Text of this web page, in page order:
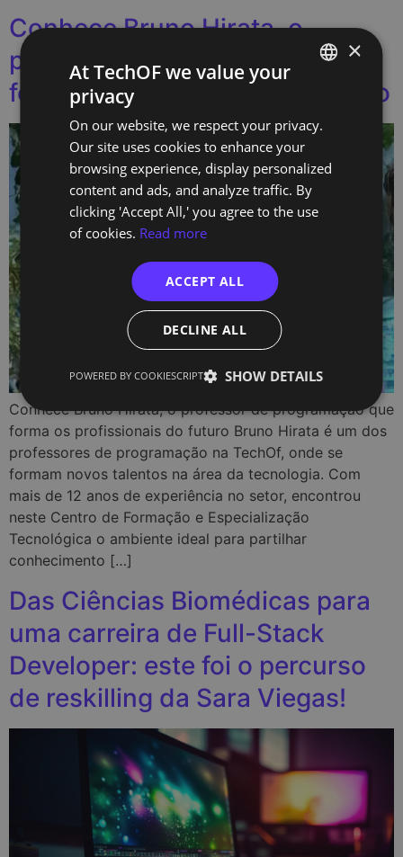
Conhece Bruno Hirata, o
professor de programação que
forma os profissionais do futuro
Conhece Bruno Hirata, o professor de programação que
forma os profissionais do futuro Bruno Hirata é um dos
professores de programação na TechOf, onde se
formam novos talentos na área da tecnologia. Com
mais de 12 anos de experiência no setor, encontrou
neste Centro de Formação e Especialização
Tecnológica o ambiente ideal para partilhar
conhecimento […]
Das Ciências Biomédicas para
uma carreira de Full-Stack
Developer: este foi o percurso
de reskilling da Sara Viegas!
ENGLISH
×
At TechOF we value your
privacy
On our website, we respect your privacy.
Our site uses cookies to enhance your
browsing experience, display personalized
content and ads, and analyze traffic. By
clicking 'Accept All,' you agree to the use
of cookies. Read more
ACCEPT ALL
DECLINE ALL
SHOW DETAILS
POWERED BY COOKIESCRIPT